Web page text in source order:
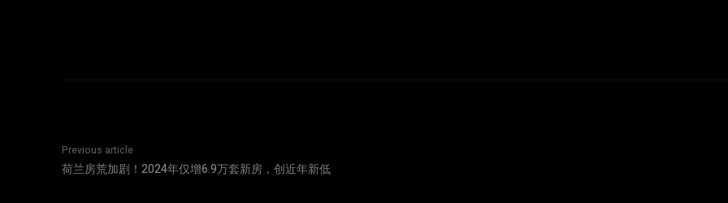
Previous article
荷兰房荒加剧！2024年仅增6.9万套新房，创近年新低